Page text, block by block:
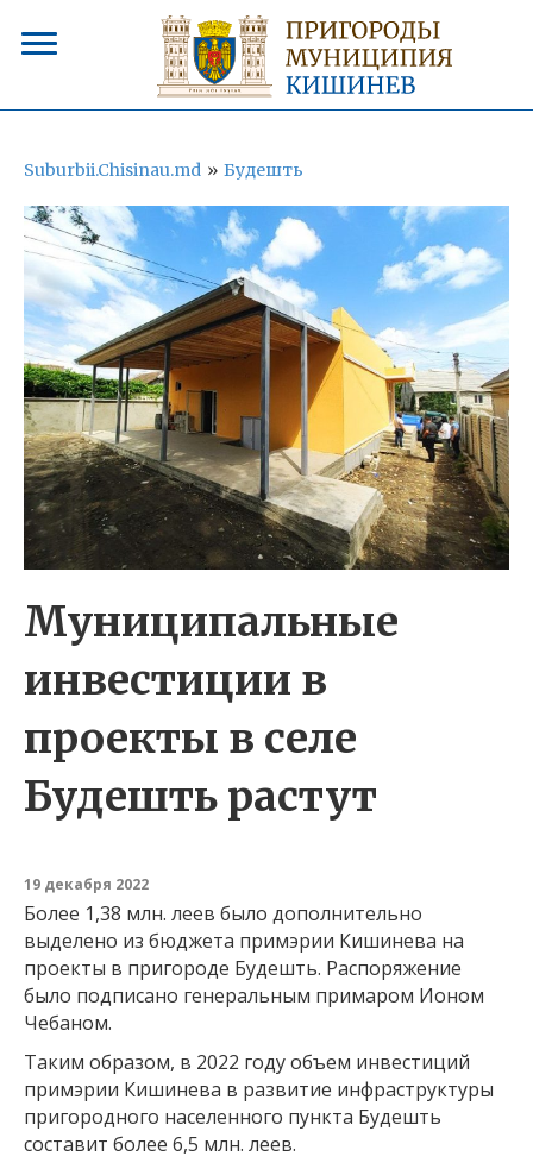
Suburbii.Chisinau.md » Будешть
Муниципальные
инвестиции в
проекты в селе
Будешть растут
19 декабря 2022
Более 1,38 млн. леев было дополнительно
выделено из бюджета примэрии Кишинева на
проекты в пригороде Будешть. Распоряжение
было подписано генеральным примаром Ионом
Чебаном.
Таким образом, в 2022 году объем инвестиций
примэрии Кишинева в развитие инфраструктуры
пригородного населенного пункта Будешть
составит более 6,5 млн. леев.